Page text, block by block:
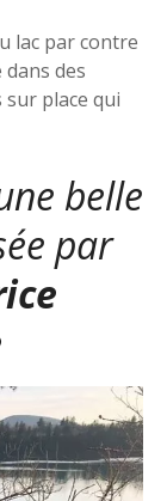
lac par contre
des
place qui
belle
par